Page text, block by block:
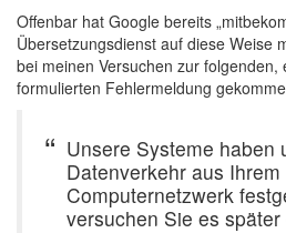
Offenbar hat Google bereits
Übersetzungsdienst auf diese Weise
bei meinen Versuchen zur folgenden,
formulierten Fehlermeldung
Unsere Systeme haben
Datenverkehr aus Ihrem
Computernetzwerk
versuchen Sie es